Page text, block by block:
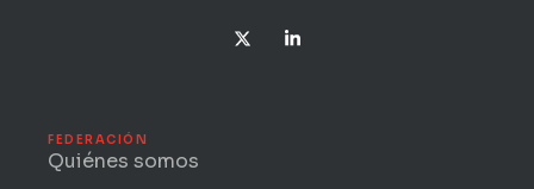
X
- i
FEDERACIÓN
Quiénes somos